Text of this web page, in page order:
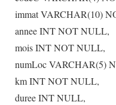
immat VARCHAR(10)
annee INT NOT NULL,
mois INT NOT NULL,
numLoc VARCHAR(5)
km INT NOT NULL,
duree INT NULL,